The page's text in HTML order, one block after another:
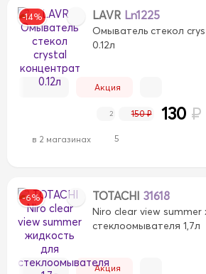
-14% LAVR Ln1225
Омыватель стекол
0.12л
Акция
в 2 магазинах 5
2 150 ₽ 130 ₽
-6% TOTACHI 31618
Niro clear view summer
стеклоомывателя 1,7л
Акция